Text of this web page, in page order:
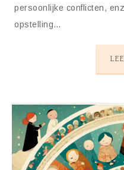
persoonlijke conflicten,
opstelling…